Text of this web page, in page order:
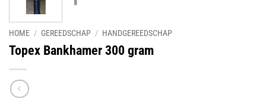
HOME / GEREEDSCHAP / HANDGEREEDSCHAP
Topex Bankhamer 300 gram